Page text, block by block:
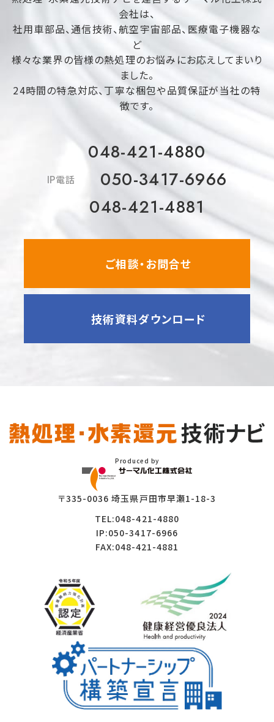
会社は、
社用車部品、通信技術、航空宇宙部品、医療電子機器な
ど
様々な業界の皆様の熱処理のお悩みにお応えしてまいり
ました。
24時間の特急対応、丁寧な梱包や品質保証が当社の特
徴です。
048-421-4880
IP電話
050-3417-6966
048-421-4881
ご相談・お問合せ
技術資料ダウンロード
Produced by
〒335-0036 埼玉県戸田市早瀬1-18-3
TEL:048-421-4880
IP:050-3417-6966
FAX:048-421-4881